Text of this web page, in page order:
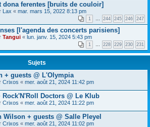
dona ferentes [bruits de couloir]
Lax « mar. mars 15, 2022 8:13 pm
1 … 244 245 246 247
[l'agenda des concerts parisiens]
Tangui « lun. janv. 15, 2024 5:43 pm
1 … 228 229 230 231
Sujets
+ guests @ L'Olympia
Crixos « mer. août 21, 2024 11:42 pm
Rock'N'Roll Doctors @ Le Klub
Crixos « mer. août 21, 2024 11:22 pm
Wilson + guests @ Salle Pleyel
Crixos « mer. août 21, 2024 11:02 pm